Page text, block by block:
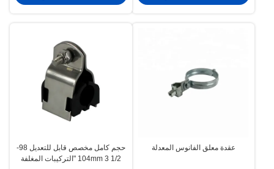
عقدة معلق الفانوس المعدلة
حجم كامل مخصص قابل للتعديل 98-
104mm 3 1/2 "التركيبات المغلفة